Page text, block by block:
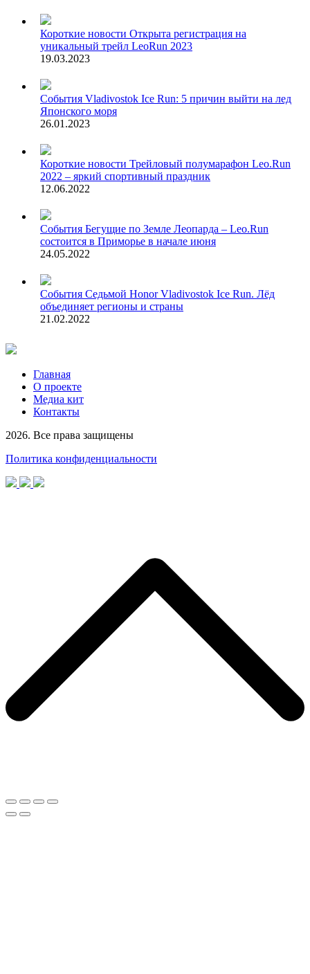
Короткие новости Открыта регистрация на
уникальный трейл LeoRun 2023
19.03.2023
События Vladivostok Ice Run: 5 причин выйти на лед
Японского моря
26.01.2023
Короткие новости Трейловый полумарафон Leo.Run
2022 – яркий спортивный праздник
12.06.2022
События Бегущие по Земле Леопарда – Leo.Run
состоится в Приморье в начале июня
24.05.2022
События Седьмой Honor Vladivostok Ice Run. Лёд
объединяет регионы и страны
21.02.2022
Главная
О проекте
Медиа кит
Контакты
2026. Все права защищены
Политика конфиденциальности